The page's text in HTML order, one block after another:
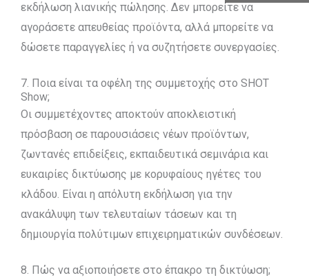
εκδήλωση λιανικής πώλησης. Δεν μπορείτε να
αγοράσετε απευθείας προϊόντα, αλλά μπορείτε να
δώσετε παραγγελίες ή να συζητήσετε συνεργασίες.
7. Ποια είναι τα οφέλη της συμμετοχής στο SHOT
Show;
Οι συμμετέχοντες αποκτούν αποκλειστική
πρόσβαση σε παρουσιάσεις νέων προϊόντων,
ζωντανές επιδείξεις, εκπαιδευτικά σεμινάρια και
ευκαιρίες δικτύωσης με κορυφαίους ηγέτες του
κλάδου. Είναι η απόλυτη εκδήλωση για την
ανακάλυψη των τελευταίων τάσεων και τη
δημιουργία πολύτιμων επιχειρηματικών συνδέσεων.
8. Πώς να αξιοποιήσετε στο έπακρο τη δικτύωση;